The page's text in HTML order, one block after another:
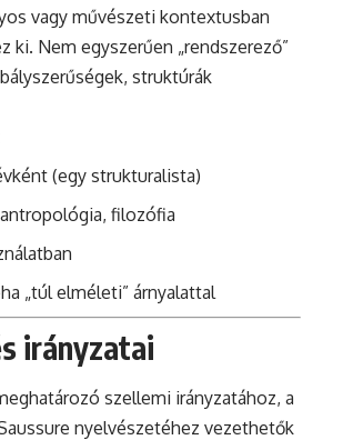
vagy művészeti kontextusban
Nem egyszerűen „rendszerező”
struktúrák
(egy strukturalista)
filozófia
„túl elméleti” árnyalattal
irányzatai
szellemi irányzatához, a
nyelvészetéhez vezethetők